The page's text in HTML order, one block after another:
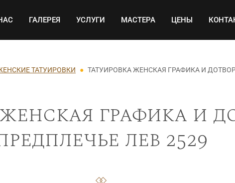
навигация
ГАЛЕРЕЯ УСЛУГИ МАСТЕРА ЦЕНЫ
ТАТУИРОВКИ ТАТУИРОВКА ЖЕНСКАЯ ГРАФИКА И
графика и
лев 2529